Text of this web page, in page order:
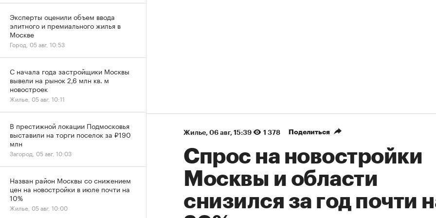
Жилье⁠, 06 авг, 15:39 1 378 Поделиться
Спрос на новостройки
Москвы и области
снизился за год почти
Эксперты оценили объем ввода
элитного и премиального жилья в
Москве
Город, 05 авг, 10:53
С начала года застройщики Москвы
вывели на рынок 2,6 млн кв. м
новостроек
Жилье, 05 авг, 10:11
В престижной локации Подмосковья
выставили на торги поселок за ₽190
млн
Загород, 05 авг, 10:03
Назван район Москвы со снижением
цен на новостройки в июле почти на
10%
Жилье, 05 авг, 10:00